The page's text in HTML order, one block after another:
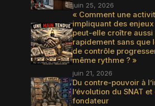
juin 25, 2026
« Comment une
impliquant des
peut-elle croître aussi
rapidement sans que
de contrôle
même rythme ? »
juin 21, 2026
Du contre-pouvoir à
l’évolution du SNAT et
fondateur